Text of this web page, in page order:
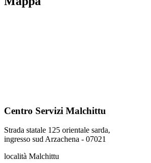
Centro Servizi Malchittu
Strada statale 125 orientale sarda,
ingresso sud Arzachena - 07021
località Malchittu